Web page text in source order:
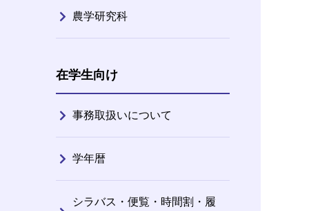
農学研究科
在学生向け
事務取扱いについて
学年暦
シラバス・便覧・時間割・履